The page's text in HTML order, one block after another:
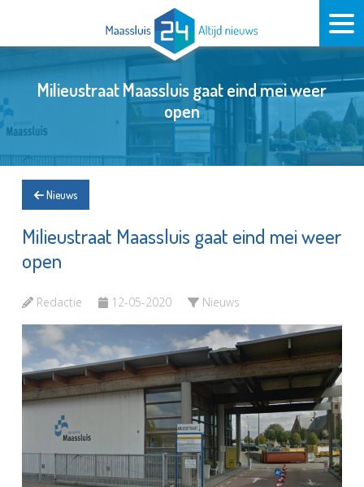
Milieustraat Maassluis gaat eind mei weer
open
Nieuws
Milieustraat Maassluis gaat eind mei weer
open
Redactie 12-05-2020 Nieuws